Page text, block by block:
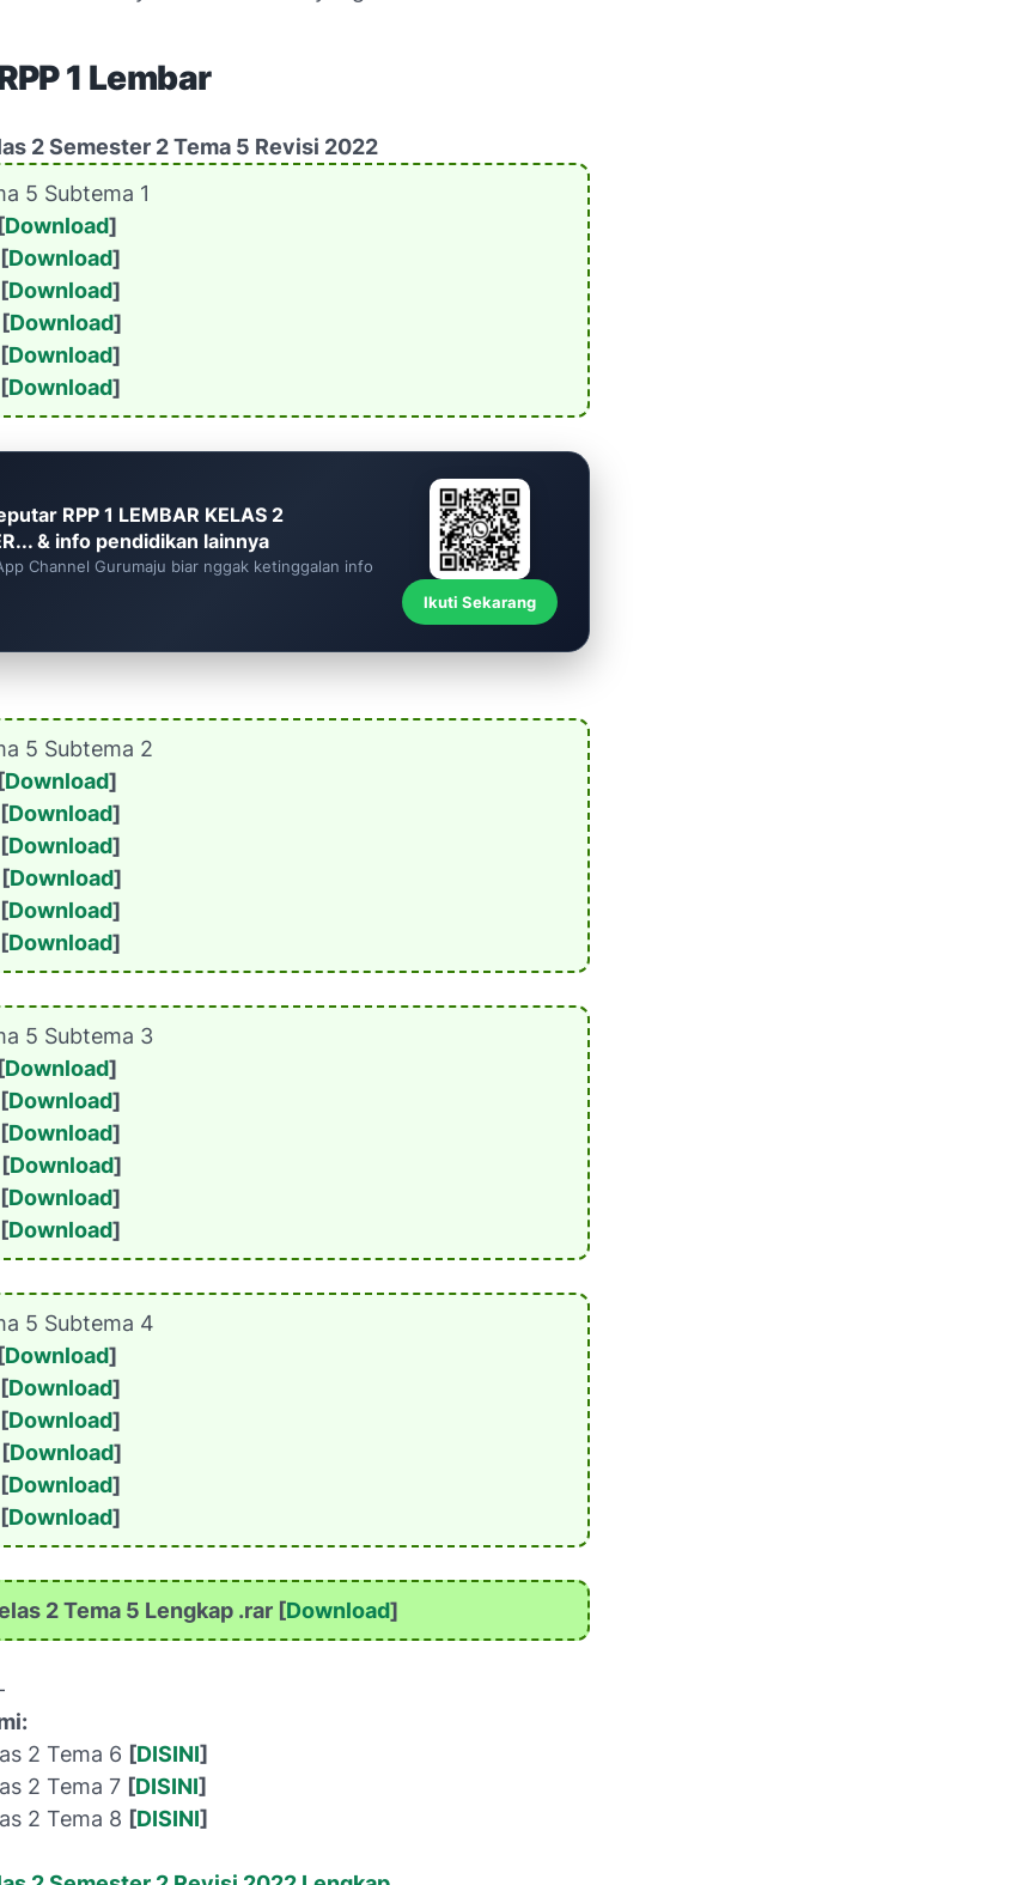
1 Lembar
2 Semester 2 Tema 5 Revisi 2022
5 Subtema 1
[Download]
[Download]
[Download]
[Download]
[Download]
[Download]
RPP 1 LEMBAR KELAS 2
& info pendidikan lainnya
Channel Gurumaju biar nggak ketinggalan info
Ikuti Sekarang
5 Subtema 2
[Download]
[Download]
[Download]
[Download]
[Download]
[Download]
5 Subtema 3
[Download]
[Download]
[Download]
[Download]
[Download]
[Download]
5 Subtema 4
[Download]
[Download]
[Download]
[Download]
[Download]
[Download]
2 Tema 5 Lengkap .rar [Download]
2 Tema 6 [DISINI]
2 Tema 7 [DISINI]
2 Tema 8 [DISINI]